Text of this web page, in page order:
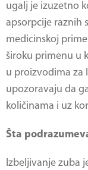
ugalj je izuzetno
apsorpcije raznih
medicinskoj
široku primenu u
u proizvodima za
upozoravaju da
količinama i uz
Šta
Izbeljivanje zuba